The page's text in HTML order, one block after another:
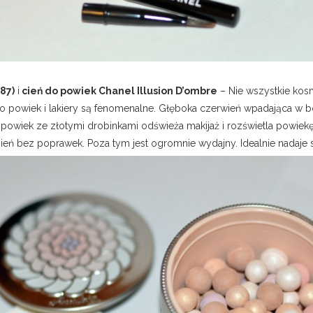
i cień do powiek Chanel Illusion D’ombre – Nie wszystkie
powiek i lakiery są fenomenalne. Głęboka czerwień wpadająca w
ze złotymi drobinkami odświeża makijaż i rozświetla
bez poprawek. Poza tym jest ogromnie wydajny. Idealnie nadaje